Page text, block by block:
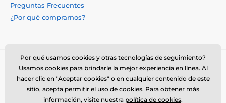
Preguntas Frecuentes
¿Por qué comprarnos?
Por qué usamos cookies y otras tecnologías de seguimiento?
Usamos cookies para brindarle la mejor experiencia en línea. Al
hacer clic en "Aceptar cookies" o en cualquier contenido de este
sitio, acepta permitir el uso de cookies. Para obtener más
información, visite nuestra política de cookies.